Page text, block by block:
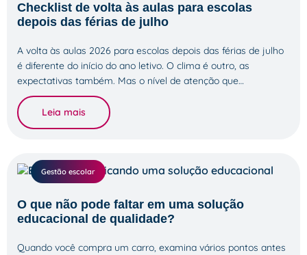
Checklist de volta às aulas para escolas
depois das férias de julho
A volta às aulas 2026 para escolas depois das férias de julho
é diferente do início do ano letivo. O clima é outro, as
expectativas também. Mas o nível de atenção que…
Leia mais
Gestão escolar
O que não pode faltar em uma solução
educacional de qualidade?
Quando você compra um carro, examina vários pontos antes